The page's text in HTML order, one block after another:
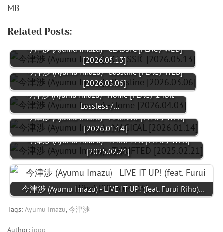
MB
Related Posts:
今津渉 (Ayumu Imazu) - CLASSIC [FLAC / WEB]
[2026.05.13]
今津渉 (Ayumu Imazu) - Bassline [FLAC / WEB]
[2026.03.06]
今津渉 (Ayumu Imazu) - Home [FLAC / 24bit
Lossless /…
今津渉 (Ayumu Imazu) - MAGICAL [FLAC / WEB]
[2026.01.14]
今津渉 (Ayumu Imazu) - THRIFTED [FLAC / WEB]
[2025.02.21]
今津渉 (Ayumu Imazu) - LIVE IT UP! (feat. Furui Riho)…
Tags: Ayumu Imazu,今津渉
Author: jpop